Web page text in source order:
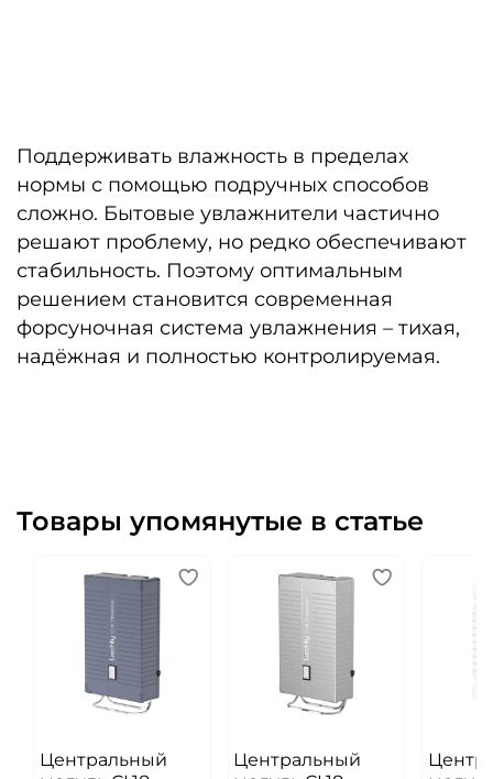
Поддерживать влажность в пределах
нормы с помощью подручных способов
сложно. Бытовые увлажнители частично
решают проблему, но редко обеспечивают
стабильность. Поэтому оптимальным
решением становится современная
форсуночная система увлажнения – тихая,
надёжная и полностью контролируемая.
Товары упомянутые в статье
Центральный
Центральный